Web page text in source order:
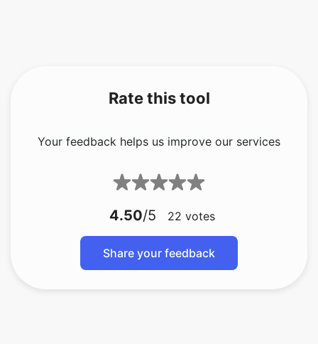
Rate this tool
Your feedback helps us improve our services
4.50/5 22 votes
Share your feedback